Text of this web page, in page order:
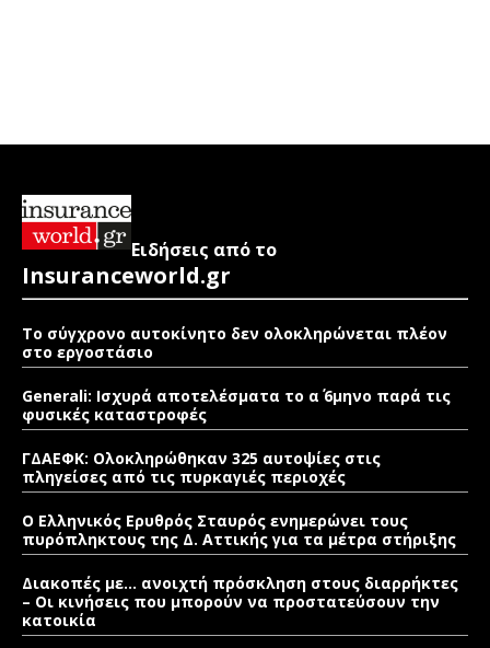
Ειδήσεις από το
Insuranceworld.gr
Το σύγχρονο αυτοκίνητο δεν ολοκληρώνεται πλέον
στο εργοστάσιο
Generali: Ισχυρά αποτελέσματα το α΄ 6μηνο παρά τις
φυσικές καταστροφές
ΓΔΑΕΦΚ: Ολοκληρώθηκαν 325 αυτοψίες στις
πληγείσες από τις πυρκαγιές περιοχές
Ο Ελληνικός Ερυθρός Σταυρός ενημερώνει τους
πυρόπληκτους της Δ. Αττικής για τα μέτρα στήριξης
Διακοπές με… ανοιχτή πρόσκληση στους διαρρήκτες
– Οι κινήσεις που μπορούν να προστατεύσουν την
κατοικία